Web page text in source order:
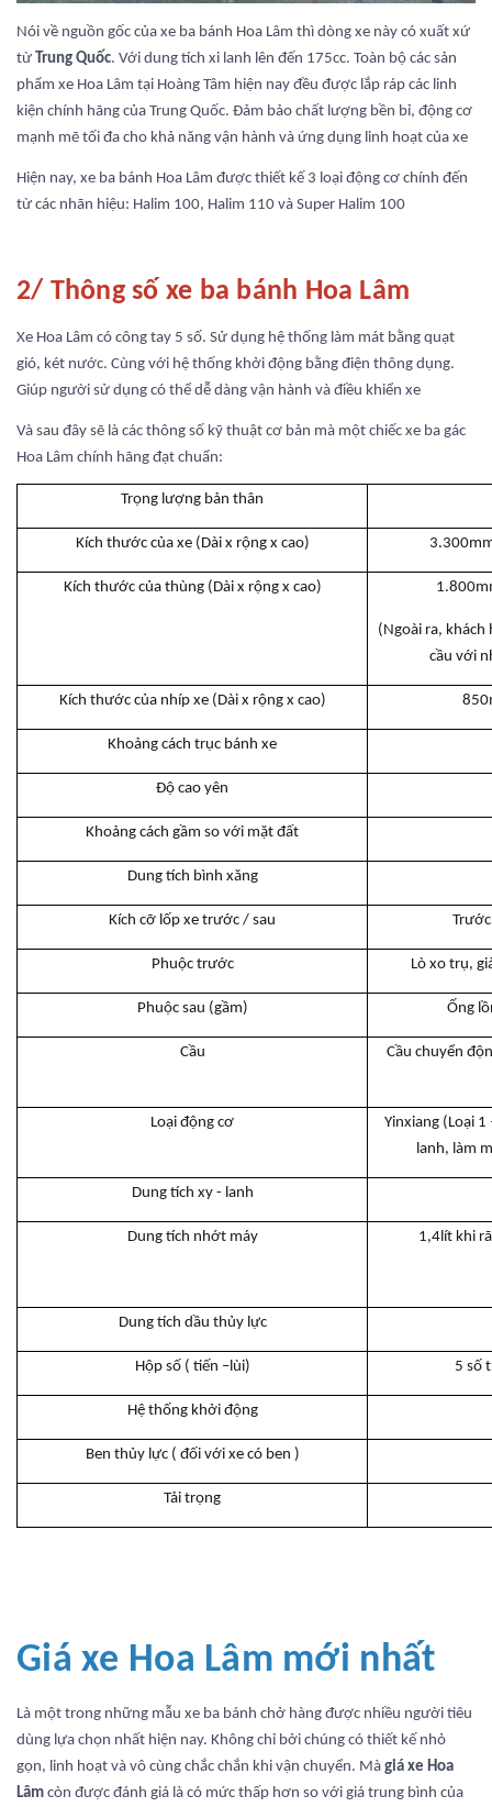
Nói về nguồn gốc của xe ba bánh Hoa Lâm thì dòng xe này có xuất xứ
từ Trung Quốc. Với dung tích xi lanh lên đến 175cc. Toàn bộ các sản
phẩm xe Hoa Lâm tại Hoàng Tâm hiện nay đều được lắp ráp các linh
kiện chính hãng của Trung Quốc. Đảm bảo chất lượng bền bỉ, động cơ
mạnh mẽ tối đa cho khả năng vận hành và ứng dụng linh hoạt của xe
Hiện nay, xe ba bánh Hoa Lâm được thiết kế 3 loại động cơ chính đến
từ các nhãn hiệu: Halim 100, Halim 110 và Super Halim 100
2/ Thông số xe ba bánh Hoa Lâm
Xe Hoa Lâm có công tay 5 số. Sử dụng hệ thống làm mát bằng quạt
gió, két nước. Cùng với hệ thống khởi động bằng điện thông dụng.
Giúp người sử dụng có thể dễ dàng vận hành và điều khiển xe
Và sau đây sẽ là các thông số kỹ thuật cơ bản mà một chiếc xe ba gác
Hoa Lâm chính hãng đạt chuẩn:
Trọng lượng bản thân
Kích thước của xe (Dài x rộng x cao)
Kích thước của thùng (Dài x rộng x cao)
(Ngoài ra,
cầu với
Kích thước của nhíp xe (Dài x rộng x cao)
Khoảng cách trục bánh xe
Độ cao yên
Khoảng cách gầm so với mặt đất
Dung tích bình xăng
Kích cỡ lốp xe trước / sau
Phuộc trước Lò xo trụ,
Phuộc sau (gầm) Ống
Cầu Cầu chuyển
Loại động cơ
Yinxiang (Loại
lanh, làm
Dung tích xy - lanh
Dung tích nhớt máy 1,4lít khi
Dung tích dầu thủy lực
Hộp số ( tiến –lùi) 5 số
Hệ thống khởi động
Ben thủy lực ( đối với xe có ben )
Tải trọng
Giá xe Hoa Lâm mới nhất
Là một trong những mẫu xe ba bánh chở hàng được nhiều người tiêu
dùng lựa chọn nhất hiện nay. Không chỉ bởi chúng có thiết kế nhỏ
gọn, linh hoạt và vô cùng chắc chắn khi vận chuyển. Mà giá xe Hoa
Lâm còn được đánh giá là có mức thấp hơn so với giá trung bình của